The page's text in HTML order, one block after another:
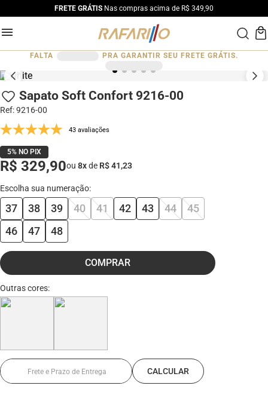
FRETE GRÁTIS Nas compras acima de R$ 349,90
FALTA PRA GARANTIR SEU FRETE GRÁTIS.
Sapato Soft Confort 9216-00
Ref:9216-00
43 avaliações
5% NO PIX
R$ 329,90ou 8xde R$ 41,23
37 38 39 40 41 42 43 44
45
46
47 48
COMPRAR